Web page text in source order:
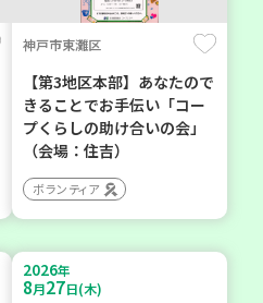
神戸市東灘区
【第3地区本部】あなたので
きることでお手伝い「コー
プくらしの助け合いの会」
（会場：住吉）
ボランティア
2026年
8月27日(木)